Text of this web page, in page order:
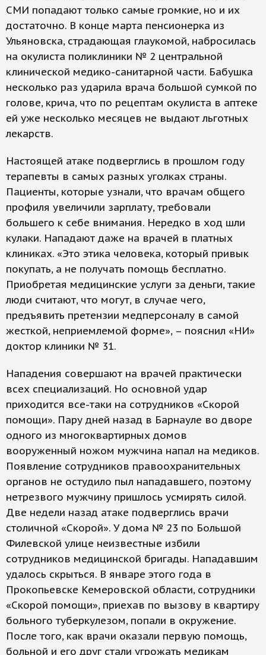
СМИ попадают только самые громкие, но и их
достаточно. В конце марта пенсионерка из
Ульяновска, страдающая глаукомой, набросилась
на окулиста поликлиники № 2 центральной
клинической медико-санитарной части. Бабушка
несколько раз ударила врача большой сумкой по
голове, крича, что по рецептам окулиста в аптеке
ей уже несколько месяцев не выдают льготных
лекарств.
Настоящей атаке подверглись в прошлом году
терапевты в самых разных уголках страны.
Пациенты, которые узнали, что врачам общего
профиля увеличили зарплату, требовали
большего к себе внимания. Нередко в ход шли
кулаки. Нападают даже на врачей в платных
клиниках. «Это этика человека, который привык
покупать, а не получать помощь бесплатно.
Приобретая медицинские услуги за деньги, такие
люди считают, что могут, в случае чего,
предъявить претензии медперсоналу в самой
жесткой, неприемлемой форме», – пояснил «НИ»
доктор клиники № 31.
Нападения совершают на врачей практически
всех специализаций. Но основной удар
приходится все-таки на сотрудников «Скорой
помощи». Пару дней назад в Барнауле во дворе
одного из многоквартирных домов
вооруженный ножом мужчина напал на медиков.
Появление сотрудников правоохранительных
органов не остудило пыл нападавшего, поэтому
нетрезвого мужчину пришлось усмирять силой.
Две недели назад атаке подверглись врачи
столичной «Скорой». У дома № 23 по Большой
Филевской улице неизвестные избили
сотрудников медицинской бригады. Нападавшим
удалось скрыться. В январе этого года в
Прокопьевске Кемеровской области, сотрудники
«Скорой помощи», приехав по вызову в квартиру
больного туберкулезом, попали в окружение.
После того, как врачи оказали первую помощь,
больной и его друг стали угрожать медикам